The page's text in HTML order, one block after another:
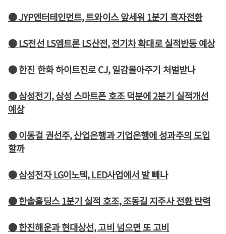
● JYP엔터테인먼트, 트와이스 앞세워 1분기 흑자전환
● LS전선 LS엠트론 LS산전, 전기차 확대로 실적반등 예상
● 한진 한화 하이트진로 CJ, 일감몰아주기 처벌받나
● 삼성전기, 삼성 스마트폰 호조 덕분에 2분기 실적개선
예상
● 이동걸 권선주, 산업은행과 기업은행에 성과주의 도입
할까
● 삼성전자 LG이노텍, LED사업에서 발 빼나
● 한솔홀딩스 1분기 실적 호조, 조동길 지주사 전환 탄력
● 한진해운과 현대상선, 고비 넘으면 또 고비